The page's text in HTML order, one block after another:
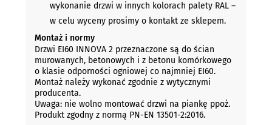
wykonanie drzwi w innych kolorach palety RAL –
w celu wyceny prosimy o kontakt ze sklepem.
Montaż i normy
Drzwi EI60 INNOVA 2 przeznaczone są do ścian
murowanych, betonowych i z betonu komórkowego
o klasie odporności ogniowej co najmniej EI60.
Montaż należy wykonać zgodnie z wytycznymi
producenta.
Uwaga: nie wolno montować drzwi na piankę ppoż.
Produkt zgodny z normą PN-EN 13501-2:2016.